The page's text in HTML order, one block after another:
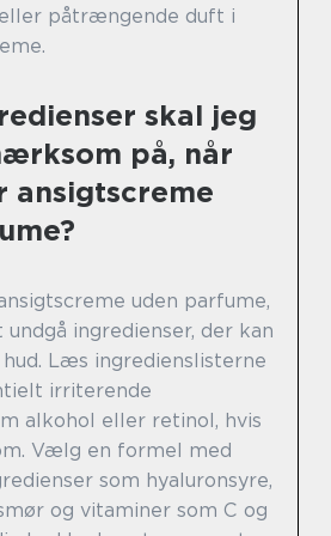
påtrængende duft i
skal jeg
på, når
ansigtscreme
uden parfume,
ingredienser, der kan
Læs ingredienslisterne
irriterende
alkohol eller retinol, hvis
Vælg en formel med
som hyaluronsyre,
og vitaminer som C og